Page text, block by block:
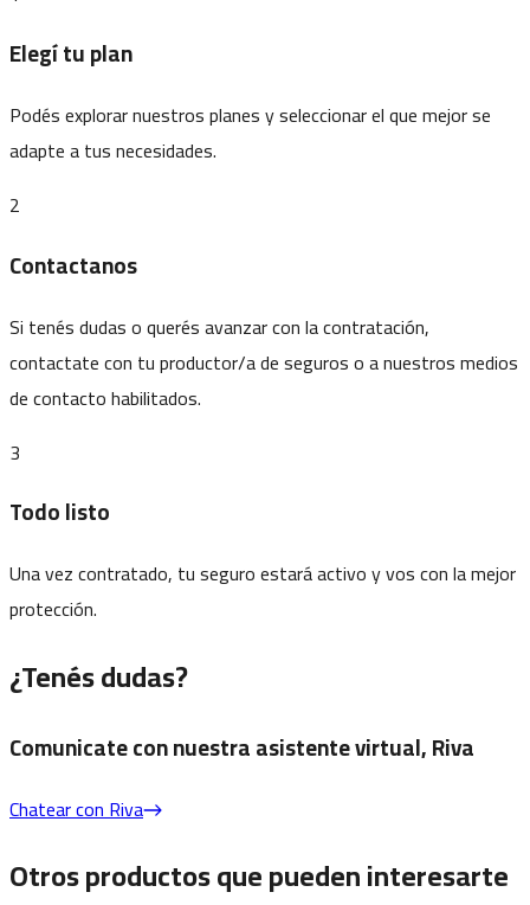
Elegí tu plan
Podés explorar nuestros planes y seleccionar el que mejor se
adapte a tus necesidades.
2
Contactanos
Si tenés dudas o querés avanzar con la contratación,
contactate con tu productor/a de seguros o a nuestros medios
de contacto habilitados.
3
Todo listo
Una vez contratado, tu seguro estará activo y vos con la mejor
protección.
¿Tenés dudas?
Comunicate con nuestra asistente virtual, Riva
Chatear con Riva
Otros productos que pueden interesarte